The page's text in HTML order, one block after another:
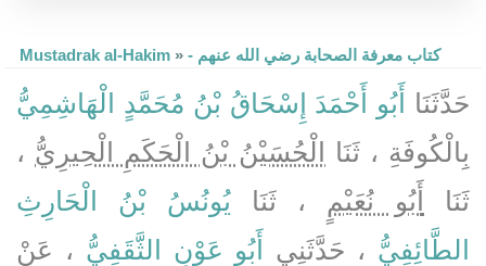
Mustadrak al-Hakim » - كتاب معرفة الصحابة رضي الله عنهم
حَدَّثَنَا أَبُو أَحْمَدَ إِسْحَاقُ بْنُ مُحَمَّدٍ الْهَاشِمِيُّ
بِالْكُوفَةِ ، ثَنَا الْحُسَيْنُ بْنُ الْحَكَمِ الْحِيرِيُّ ،
ثَنَا أَبُو نُعَيْمٍ ، ثَنَا يُونُسُ بْنُ الْحَارِثِ
الطَّائِفِيُّ ، حَدَّثَنِي أَبُو عَوْنٍ الثَّقَفِيُّ ، عَنْ